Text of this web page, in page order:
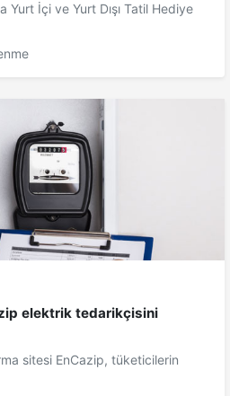
Yurt İçi ve Yurt Dışı Tatil Hediye
elektrik tedarikçisini
sitesi EnCazip, tüketicilerin